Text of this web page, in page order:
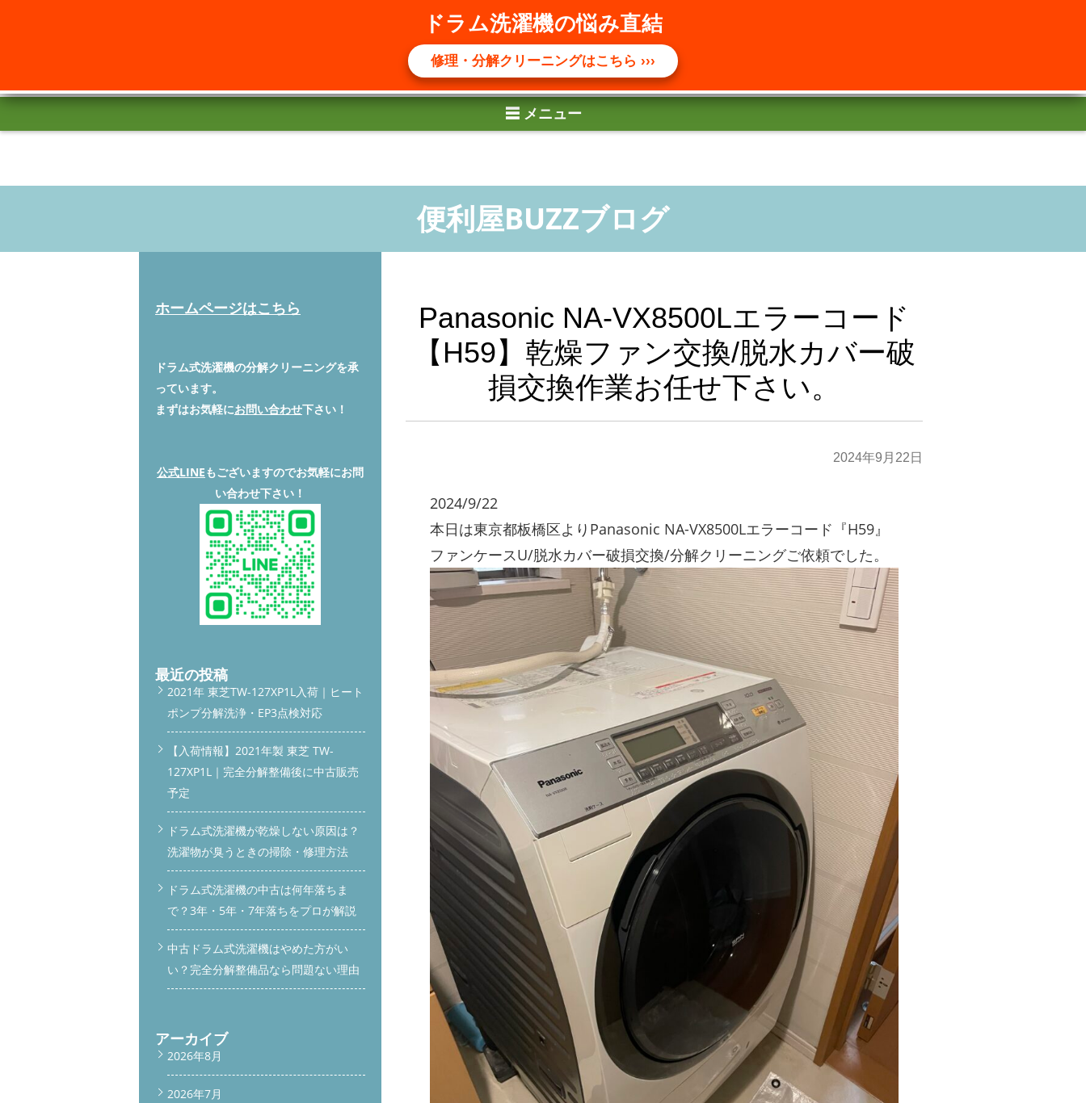
☰ メニュー
ドラム洗濯機の悩み直結
修理・分解クリーニングはこちら ›››
Panasonic NA-VX8500Lエラーコード
【H59】乾燥ファン交換/脱水カバー破
損交換作業お任せ下さい。
2024年9月22日
2024/9/22
本日は東京都板橋区よりPanasonic NA-VX8500Lエラーコード『H59』
ファンケースU/脱水カバー破損交換/分解クリーニングご依頼でした。
ホームページはこちら
ドラム式洗濯機の分解クリーニングを承
っています。
まずはお気軽にお問い合わせ下さい！
公式LINEもございますのでお気軽にお問
い合わせ下さい！
最近の投稿
2021年 東芝TW-127XP1L入荷｜ヒート
ポンプ分解洗浄・EP3点検対応
【入荷情報】2021年製 東芝 TW-
127XP1L｜完全分解整備後に中古販売
予定
ドラム式洗濯機が乾燥しない原因は？
洗濯物が臭うときの掃除・修理方法
ドラム式洗濯機の中古は何年落ちま
で？3年・5年・7年落ちをプロが解説
中古ドラム式洗濯機はやめた方がい
い？完全分解整備品なら問題ない理由
アーカイブ
2026年8月
2026年7月